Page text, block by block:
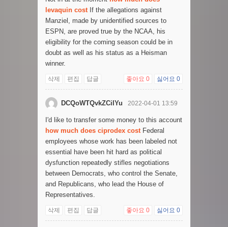
levaquin cost If the allegations against
Manziel, made by unidentified sources to
ESPN, are proved true by the NCAA, his
eligibility for the coming season could be in
doubt as well as his status as a Heisman
winner.
삭제 편집 답글 좋아요 0 싫어요 0
DCQoWTQvkZCiIYu 2022-04-01 13:59
I'd like to transfer some money to this account
how much does ciprodex costFederal
employees whose work has been labeled not
essential have been hit hard as political
dysfunction repeatedly stifles negotiations
between Democrats, who control the Senate,
and Republicans, who lead the House of
Representatives.
삭제 편집 답글 좋아요 0 싫어요 0